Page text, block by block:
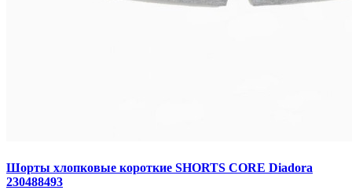
Шорты хлопковые короткие SHORTS CORE Diadora
230488493